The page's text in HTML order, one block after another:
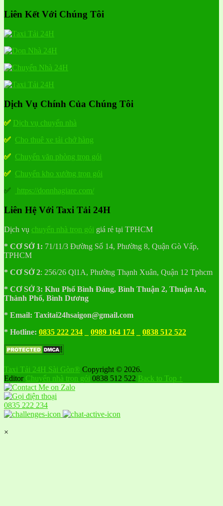
Liên Kết Với Chúng Tôi
Dịch Vụ Chính Của Chúng Tôi
✅ Dịch vụ chuyển nhà
✅ Cho thuê xe tải chở hàng
✅ Chuyển văn phòng trọn gói
✅ Chuyển kho xưởng trọn gói
✅
https://donnhagiare.com/
Liên Hệ Với Taxi Tải 24H
Dịch vụ chuyển nhà trọn gói giá rẻ tại TPHCM
* CƠ SỞ 1: 71/11/3 Đường Số 14, Phường 8, Quận Gò Vấp,
TPHCM
* CƠ SỞ 2: 256/26 Ql1A, Phường Thạnh Xuân, Quận 12 Tphcm
* CƠ SỞ 3: Khu Phố Bình Đáng, Bình Thuận 2, Thuận An,
Thành Phố, Bình Dương
* Email: Taxitai24hsaigon@gmail.com
* Hotline: 0835 222 234 0989 164 174 0838 512 522
Taxi Tải 24H Sài Gòn® Copyright © 2026.
Editor Chuyển nhà trọn gói 0838 512 522 Back to Top ↑
0835 222 234
×